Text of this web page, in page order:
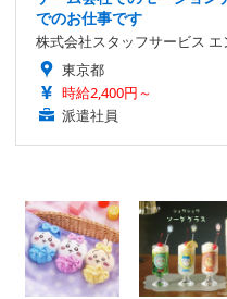
でのお仕事です
株式会社スタッフサービス
東京都
時給2,400円～
派遣社員